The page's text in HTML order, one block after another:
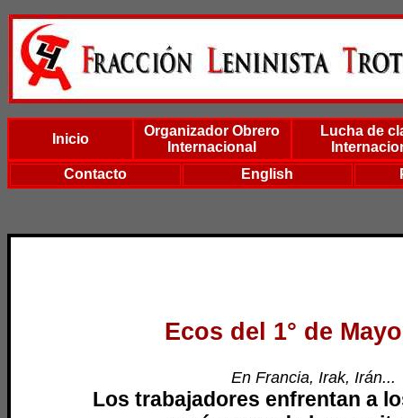
Inicio
Organizador Obrero
Internacional
Lucha de
Contacto
English
Ecos del 1° de
En Francia, Irak, Irán...
Los trabajadores enfrentan a